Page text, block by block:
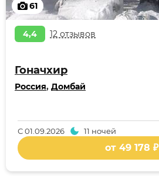
61
4,4 12 отзывов
Гоначхир
Россия, Домбай
С01.09.2026 11 ночей
от 49 178 ₽